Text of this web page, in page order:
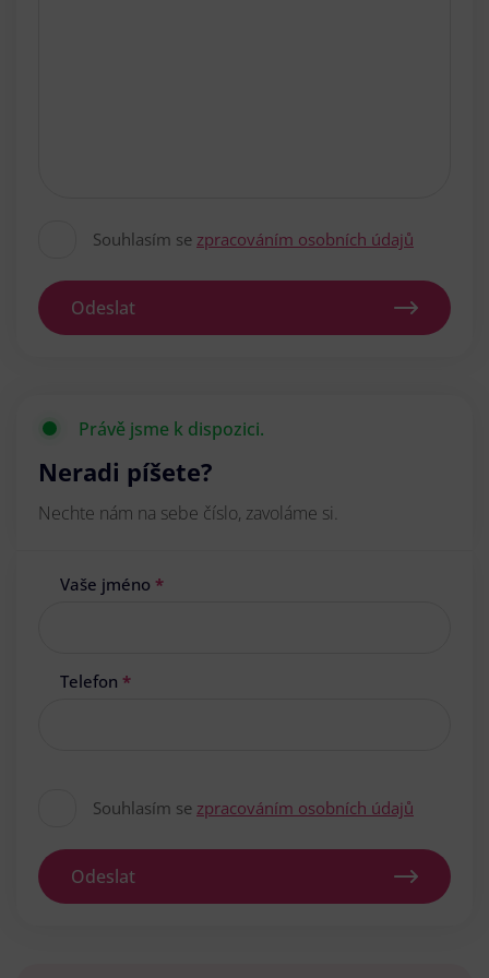
Souhlasím se zpracováním osobních údajů
Odeslat
Právě jsme k dispozici.
Neradi píšete?
Nechte nám na sebe číslo, zavoláme si.
Vaše jméno *
Telefon *
Souhlasím se zpracováním osobních údajů
Odeslat